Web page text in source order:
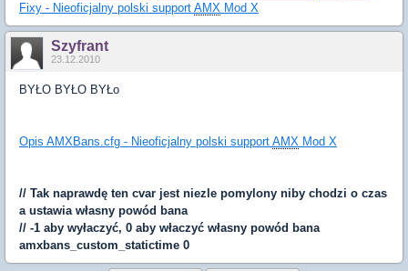
Fixy - Nieoficjalny polski support AMX Mod X
Szyfrant
23.12.2010
BYŁO BYŁO BYŁo
Opis AMXBans.cfg - Nieoficjalny polski support AMX Mod X
// Tak naprawdę ten cvar jest niezle pomylony niby chodzi o czas
a ustawia własny powód bana
// -1 aby wyłaczyć, 0 aby właczyć własny powód bana
amxbans_custom_statictime 0